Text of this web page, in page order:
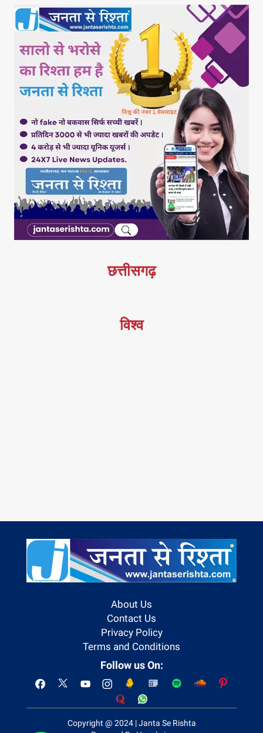
छत्तीसगढ़
विश्व
About Us
Contact Us
Privacy Policy
Terms and Conditions
Follow us On:
Copyright @ 2024 | Janta Se Rishta